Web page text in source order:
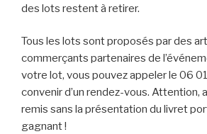
des lots restent à retirer.
Tous les lots sont proposés par des
commerçants partenaires de
votre lot, vous pouvez appeler le 06
convenir d’un rendez-vous. Attention,
remis sans la présentation du livret
gagnant !